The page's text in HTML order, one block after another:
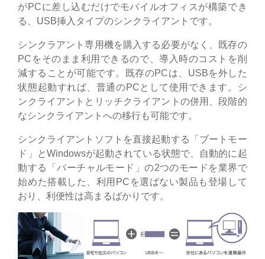
がPCに差し込むだけでモバイルオフィスが構築でき
る、USB挿入タイプのシンクライアントです。
シンクラアント専用機を購入する必要がなく、既存の
PCをそのまま利用できるので、導入時のコストを削
減することが可能です。既存のPCは、USBを外した
状態起動すれば、普通のPCとして使用できます。シ
ンクライアントとリッチクライアントの併用、段階的
なシンクライアントへの移行も可能です。
シンクライアントソフトを直接起動する「ブートモー
ド」とWindowsが起動されている状態で、自動的に起
動する「バーチャルモード」の2つのモードを業界で
始めた搭載した、利用PCを選ばない製品も登場して
おり、利便性は高まるばかりです。